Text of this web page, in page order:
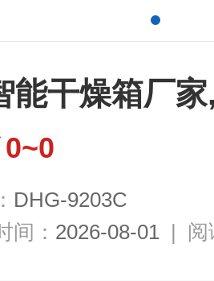
能干燥箱厂
0~0
DHG-9203C
间： 2026-08-01 | 阅